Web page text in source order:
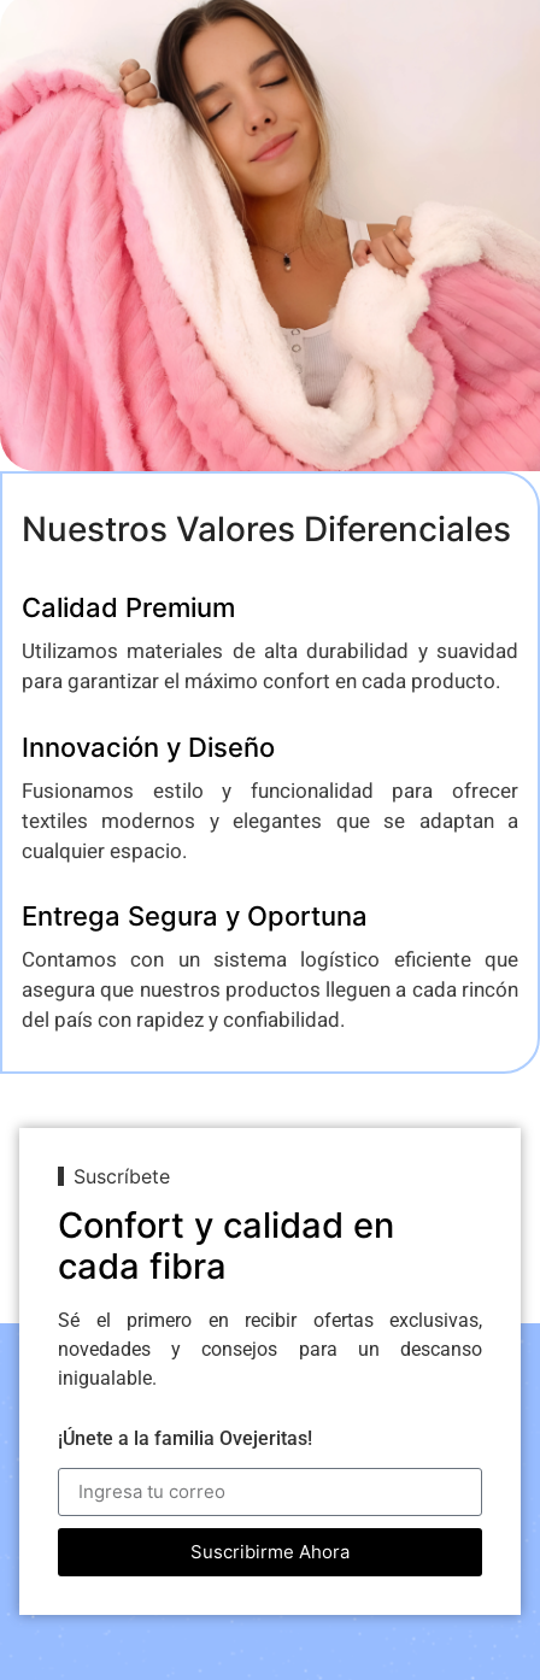
Nuestros Valores Diferenciales
Calidad Premium
Utilizamos materiales de alta durabilidad y suavidad
para garantizar el máximo confort en cada producto.
Innovación y Diseño
Fusionamos estilo y funcionalidad para ofrecer
textiles modernos y elegantes que se adaptan a
cualquier espacio.
Entrega Segura y Oportuna
Contamos con un sistema logístico eficiente que
asegura que nuestros productos lleguen a cada rincón
del país con rapidez y confiabilidad.
Suscríbete
Confort y calidad en
cada fibra
Sé el primero en recibir ofertas exclusivas,
novedades y consejos para un descanso
inigualable.
¡Únete a la familia Ovejeritas!
Suscribirme Ahora